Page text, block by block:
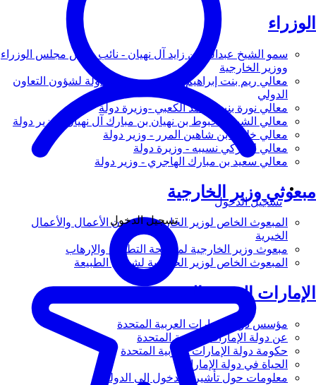
الوزراء
سمو الشيخ عبدالله بن زايد آل نهيان - نائب رئيس مجلس الوزراء
ووزير الخارجية
معالي ريم بنت إبراهيم الهاشمي - وزيرة دولة لشؤون التعاون
الدولي
معالي نورة بنت محمد الكعبي -وزيرة دولة
معالي الشيخ شخبوط بن نهيان بن مبارك آل نهيان - وزير دولة
معالي خليفة بن شاهين المرر - وزير دولة
معالي لانا زكي نسيبه - وزيرة دولة
معالي سعيد بن مبارك الهاجري - وزير دولة
مبعوثي وزير الخارجية
المبعوث الخاص لوزير الخارجية لشؤون الأعمال والأعمال
الخيرية
مبعوث وزير الخارجية لمكافحة التطرف والإرهاب
المبعوث الخاص لوزير الخارجية لشؤون الطبيعة
الإمارات العربية المتحدة
مؤسس دولة الإمارات العربية المتحدة
عن دولة الإمارات العربية المتحدة
حكومة دولة الإمارات العربية المتحدة
الحياة في دولة الإمارات
معلومات حول تأشيرة الدخول إلى الدولة
تسجيل الدخول
تسجيل الدخول